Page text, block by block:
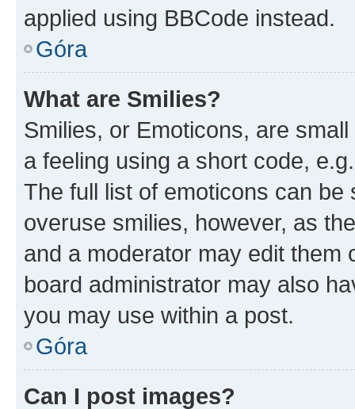
applied using BBCode instead.
Góra
What are Smilies?
Smilies, or Emoticons, are
a feeling using a short code,
The full list of emoticons can
overuse smilies, however, as
and a moderator may edit them
board administrator may also
you may use within a post.
Góra
Can I post images?